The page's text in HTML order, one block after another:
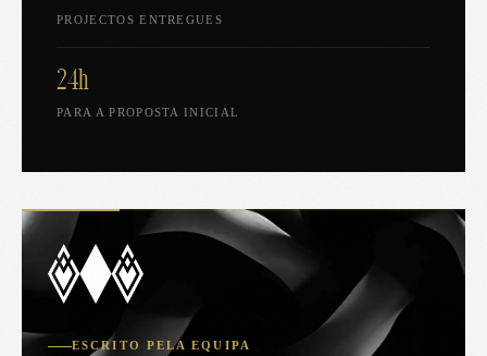
PROJECTOS ENTREGUES
24h
PARA A PROPOSTA INICIAL
ESCRITO PELA EQUIPA